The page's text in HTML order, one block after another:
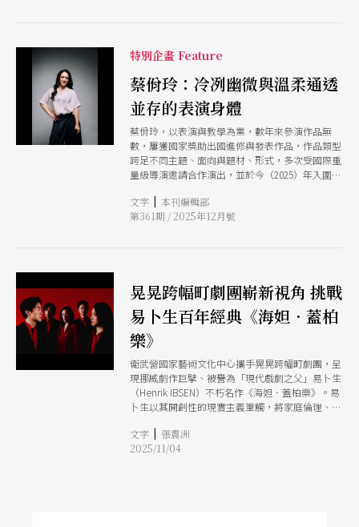
特別企畫 Feature
蔡佾玲：冷冽幽微與溫柔通透
並存的表演身體
蔡佾玲，以表演與教學為業，數年來參演作品無
數，屢獲國家獎助出國進修與發表作品，作品類型
跨足不同主題、面向與題材、形式，多次受國際重
量級導演邀請合作演出，並於今（2025）年入圍第
任教於國立臺灣藝術大學戲劇學系，於教學現場貢
獻所學。近年的她，除穩定且近乎不間斷地參與演
投入於每個角色與創作之中。 注目焦點一 從舞蹈
的身體到戲劇的身體，蔡佾玲多年來浸淫於劇場表
演之中，卻不限制自身所收納與融會的各種表演方
法。數年來，她接觸國際間多位大師的洗禮，包含
日本導演鈴木忠志的工作方法、希臘導演特爾左布
勒斯（Theodoros Terzopoulos）建立的「酒神
的回歸」訓練方法等，更加整合自己的身心於表演
裡，逐步構成屬於蔡佾玲的表演系統。 注目焦點
二 自2023年起，蔡佾玲與多年好友、亦是音樂藝
町」，並擔任藝術總監。這個團隊有別於常見的劇
團結構，未有固定導演。首部作品《慾望街車》
文字 | 本刊編輯部
第361期 / 2025年12月號
晃晃跨幅町劇團嶄新視角 挑戰
易卜生百年經典《海妲．蓋柏
樂》
衛武營國家藝術文化中心攜手晃晃跨幅町劇團，呈
現挪威劇作巨擘、被譽為「現代戲劇之父」易卜生
（Henrik IBSEN）不朽名作《海妲．蓋柏樂》。易
卜生以其開創性的現實主義筆觸，將家庭倫理、性
抑與反抗。而本次演出，將透過晃晃跨幅町的嶄新
視角，深刻探問這部百年經典中，女性在婚姻與制
文字 | 張震洲
2025/11/04